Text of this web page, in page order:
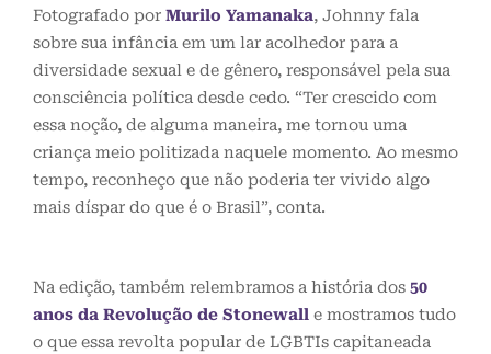
Fotografado por Murilo Yamanaka, Johnny fala
sobre sua infância em um lar acolhedor para a
diversidade sexual e de gênero, responsável pela sua
consciência política desde cedo. “Ter crescido com
essa noção, de alguma maneira, me tornou uma
criança meio politizada naquele momento. Ao mesmo
tempo, reconheço que não poderia ter vivido algo
mais díspar do que é o Brasil”, conta.
Na edição, também relembramos a história dos 50
anos da Revolução de Stonewall e mostramos tudo
o que essa revolta popular de LGBTIs capitaneada